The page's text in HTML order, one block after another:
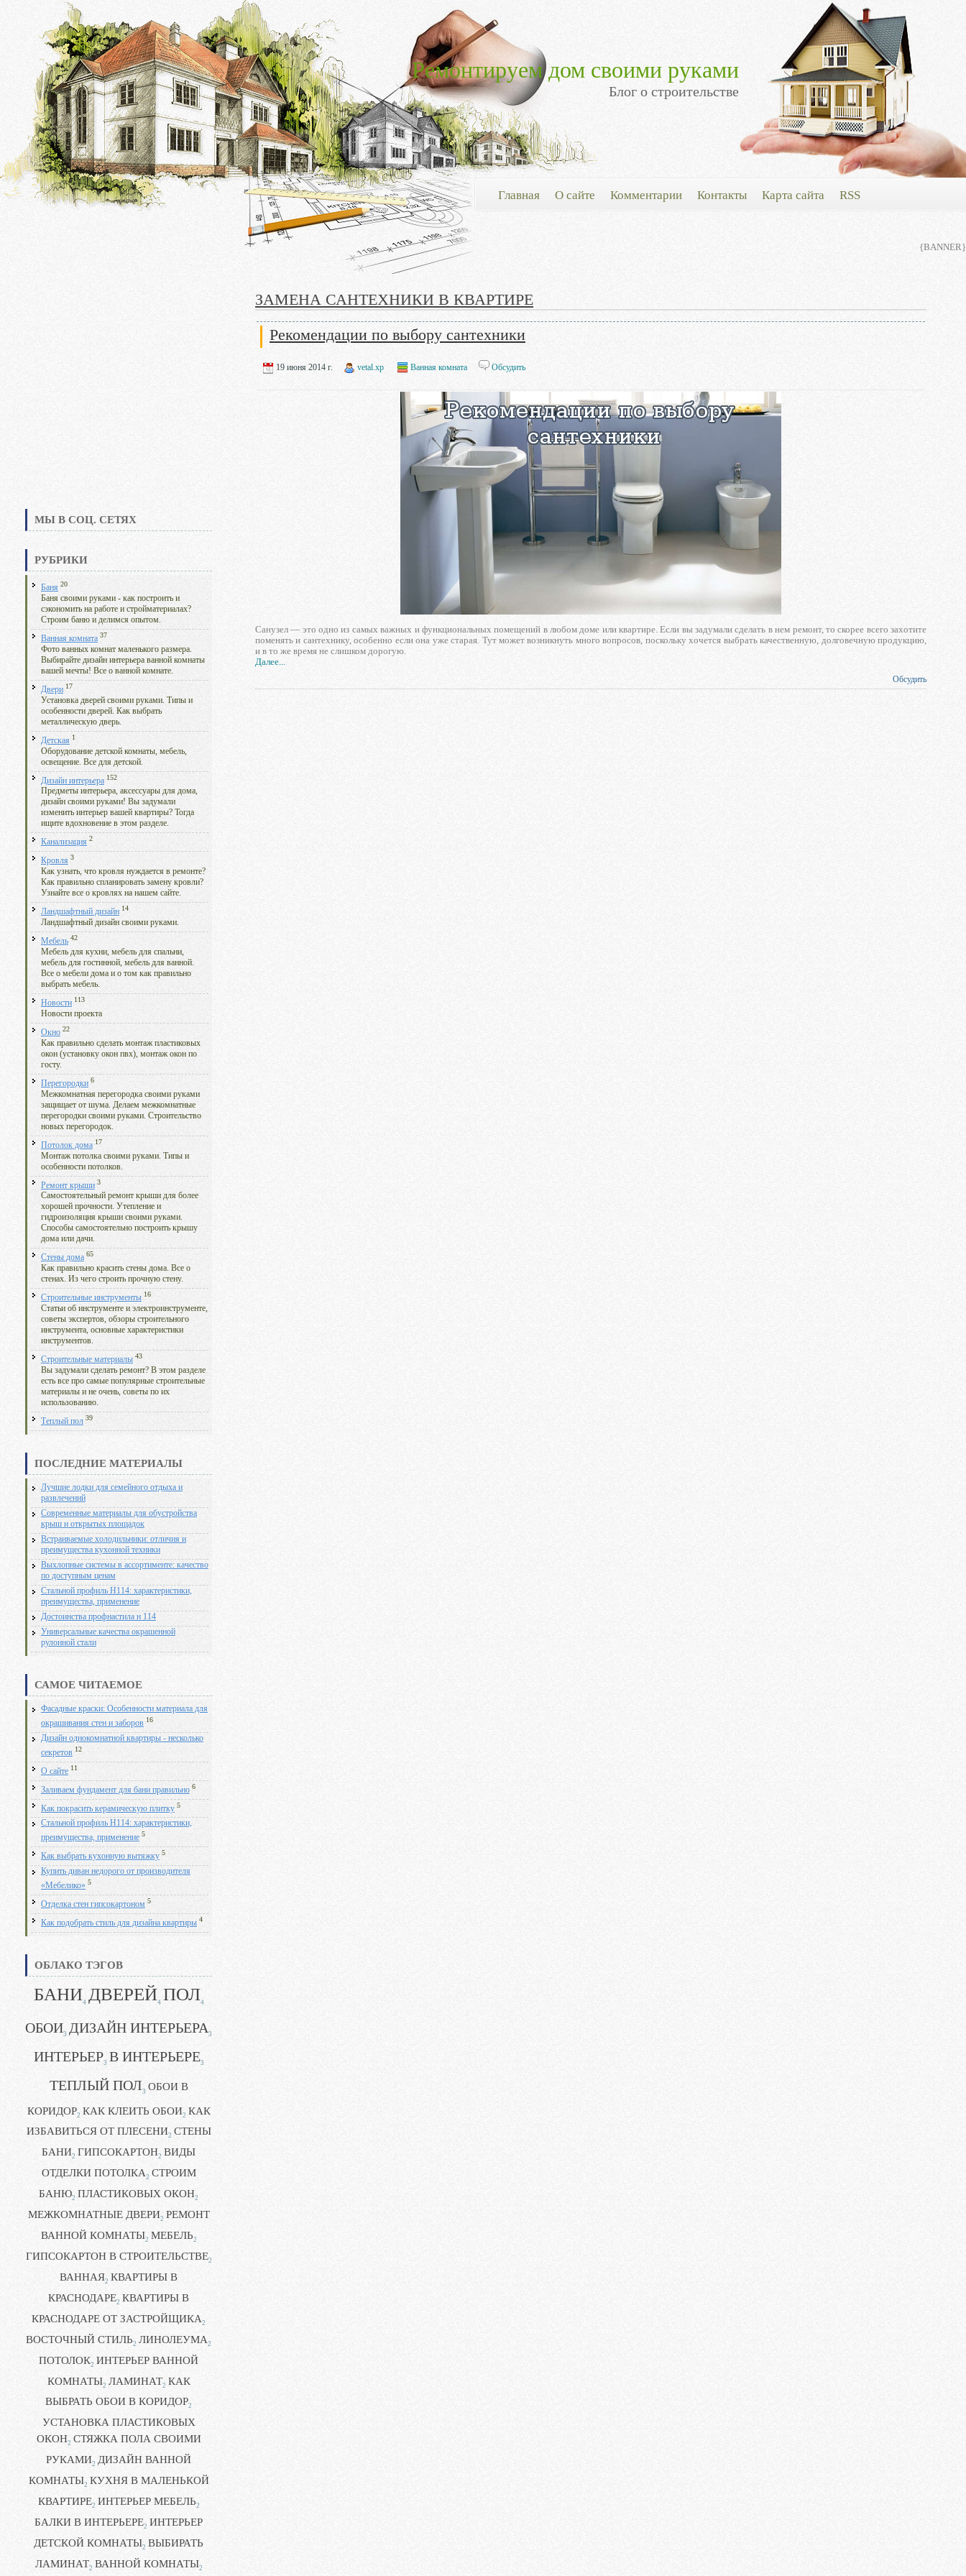
Ремонтируем дом своими руками
Блог о строительстве
Главная О сайте Комментарии Контакты Карта сайта RSS
{BANNER}
МЫ В СОЦ. СЕТЯХ
РУБРИКИ
Баня 20
Баня своими руками - как построить и
сэкономить на работе и стройматериалах?
Строим баню и делимся опытом.
Ванная комната 37
Фото ванных комнат маленького размера.
Выбирайте дизайн интерьера ванной комнаты
вашей мечты! Все о ванной комнате.
Двери 17
Установка дверей своими руками. Типы и
особенности дверей. Как выбрать
металлическую дверь.
Детская 1
Оборудование детской комнаты, мебель,
освещение. Все для детской.
Дизайн интерьера 152
Предметы интерьера, аксессуары для дома,
дизайн своими руками! Вы задумали
изменить интерьер вашей квартиры? Тогда
ищите вдохновение в этом разделе.
Канализация 2
Кровля 3
Как узнать, что кровля нуждается в ремонте?
Как правильно спланировать замену кровли?
Узнайте все о кровлях на нашем сайте.
Ландшафтный дизайн 14
Ландшафтный дизайн своими руками.
Мебель 42
Мебель для кухни, мебель для спальни,
мебель для гостинной, мебель для ванной.
Все о мебели дома и о том как правильно
выбрать мебель.
Новости 113
Новости проекта
Окно 22
Как правильно сделать монтаж пластиковых
окон (установку окон пвх), монтаж окон по
госту.
Перегородки 6
Межкомнатная перегородка своими руками
защищает от шума. Делаем межкомнатные
перегородки своими руками. Строительство
новых перегородок.
Потолок дома 17
Монтаж потолка своими руками. Типы и
особенности потолков.
Ремонт крыши 3
Самостоятельный ремонт крыши для более
хорошей прочности. Утепление и
гидроизоляция крыши своими руками.
Способы самостоятельно построить крышу
дома или дачи.
Стены дома 65
Как правильно красить стены дома. Все о
стенах. Из чего строить прочную стену.
Строительные инструменты 16
Статьи об инструменте и электроинструменте,
советы экспертов, обзоры строительного
инструмента, основные характеристики
инструментов.
Строительные материалы 43
Вы задумали сделать ремонт? В этом разделе
есть все про самые популярные строительные
материалы и не очень, советы по их
использованию.
Теплый пол 39
ПОСЛЕДНИЕ МАТЕРИАЛЫ
Лучшие лодки для семейного отдыха и
развлечений
Современные материалы для обустройства
крыш и открытых площадок
Встраиваемые холодильники: отличия и
преимущества кухонной техники
Выхлопные системы в ассортименте: качество
по доступным ценам
Стальной профиль Н114: характеристики,
преимущества, применение
Достоинства профнастила н 114
Универсальные качества окрашенной
рулонной стали
САМОЕ ЧИТАЕМОЕ
Фасадные краски: Особенности материала для
окрашивания стен и заборов 16
Дизайн однокомнатной квартиры - несколько
секретов 12
О сайте 11
Заливаем фундамент для бани правильно 6
Как покрасить керамическую плитку 5
Стальной профиль Н114: характеристики,
преимущества, применение 5
Как выбрать кухонную вытяжку 5
Купить диван недорого от производителя
«Мебелико» 5
Отделка стен гипсокартоном 5
Как подобрать стиль для дизайна квартиры 4
ОБЛАКО ТЭГОВ
БАНИ4 ДВЕРЕЙ4 ПОЛ4
ОБОИ3 ДИЗАЙН ИНТЕРЬЕРА3
ИНТЕРЬЕР3 В ИНТЕРЬЕРЕ3
ТЕПЛЫЙ ПОЛ3 ОБОИ В
КОРИДОР2 КАК КЛЕИТЬ ОБОИ2 КАК
ИЗБАВИТЬСЯ ОТ ПЛЕСЕНИ2 СТЕНЫ
БАНИ2 ГИПСОКАРТОН2 ВИДЫ
ОТДЕЛКИ ПОТОЛКА2 СТРОИМ
БАНЮ2 ПЛАСТИКОВЫХ ОКОН2
МЕЖКОМНАТНЫЕ ДВЕРИ2 РЕМОНТ
ВАННОЙ КОМНАТЫ2 МЕБЕЛЬ2
ГИПСОКАРТОН В СТРОИТЕЛЬСТВЕ2
ВАННАЯ2 КВАРТИРЫ В
КРАСНОДАРЕ2 КВАРТИРЫ В
КРАСНОДАРЕ ОТ ЗАСТРОЙЩИКА2
ВОСТОЧНЫЙ СТИЛЬ2 ЛИНОЛЕУМА2
ПОТОЛОК2 ИНТЕРЬЕР ВАННОЙ
КОМНАТЫ2 ЛАМИНАТ2 КАК
ВЫБРАТЬ ОБОИ В КОРИДОР2
УСТАНОВКА ПЛАСТИКОВЫХ
ОКОН2 СТЯЖКА ПОЛА СВОИМИ
РУКАМИ2 ДИЗАЙН ВАННОЙ
КОМНАТЫ2 КУХНЯ В МАЛЕНЬКОЙ
КВАРТИРЕ2 ИНТЕРЬЕР МЕБЕЛЬ2
БАЛКИ В ИНТЕРЬЕРЕ2 ИНТЕРЬЕР
ДЕТСКОЙ КОМНАТЫ2 ВЫБИРАТЬ
ЛАМИНАТ2 ВАННОЙ КОМНАТЫ2
ЗАМЕНА САНТЕХНИКИ В КВАРТИРЕ
Рекомендации по выбору сантехники
19 июня 2014 г. vetal.xp Ванная комната Обсудить
Санузел — это одно из самых важных и функциональных помещений в любом доме или квартире. Если вы задумали сделать в нем ремонт, то скорее всего захотите
поменять и сантехнику, особенно если она уже старая. Тут может возникнуть много вопросов, поскольку хочется выбрать качественную, долговечную продукцию,
и в то же время не слишком дорогую.
Далее...
Обсудить